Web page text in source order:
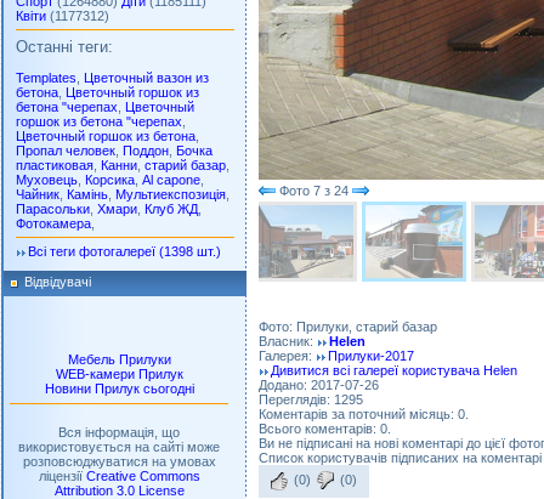
Квіти (1177312)
Останні теги:
Templates Цветочный вазон из
бетона Цветочный горшок из
бетона "черепах
Цветочный
горшок из бетона "черепах
Цветочный горшок из бетона
Пропал человек Поддон Бочка
пластиковая Канни старий базар
Муховець Корсика Al capone
Чайник Камінь Мультиекспозиція
Парасольки Хмари Клуб ЖД
Фотокамера
Всі теги фотогалереї (1398 шт.)
Відвідувачі
Мебель Прилуки
WEB-камери Прилук
Новини Прилук сьогодні
Вся інформація, що
використовується на сайті може
розповсюджуватися на умовах
ліцензії Creative Commons
Attribution 3.0 License
Фото 7 з 24
Фото: Прилуки, старий базар
Власник:
Helen
Галерея:
Прилуки-2017
Дивитися всі галереї користувача Helen
Додано: 2017-07-26
Переглядів: 1295
Коментарів за поточний місяць: 0.
Всього коментарів: 0.
Ви не підписані на нові коментарі до цієї
Список користувачів підписаних на
(0)
(0)